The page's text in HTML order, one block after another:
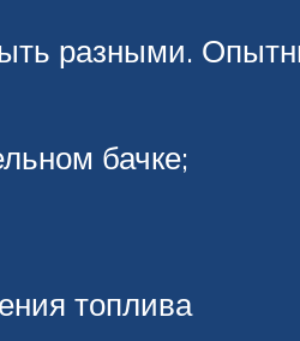
разными.
бачке;
топлива